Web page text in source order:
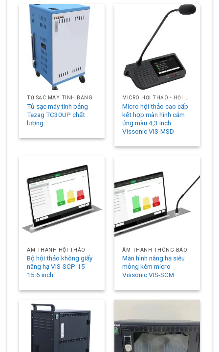
TỦ SẠC MÁY TÍNH BẢNG
Tủ sạc máy tính bảng
Tezag TC30UP chất
lượng
Micro hội thảo cao cấp
kết hợp màn hình cảm
ứng màu 4,3 inch
Vissonic VIS-MSD
ÂM THANH HỘI THẢO
Bộ hội thảo không giấy
nâng hạ VIS-SCP-15
15.6 inch
ÂM THANH THÔNG BÁO
Màn hình nâng hạ siêu
mỏng kèm micro
Vissonic VIS-SCM